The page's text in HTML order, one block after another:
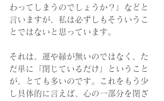
わってしまうのでしょうか？」などと
言いますが、私は必ずしもそういうこ
とではないと思っています。
それは、運や縁が無いのではなく、た
だ単に「閉じているだけ」ということ
が、とても多いのです。これをもう少
し具体的に言えば、心の一部分を閉ざ